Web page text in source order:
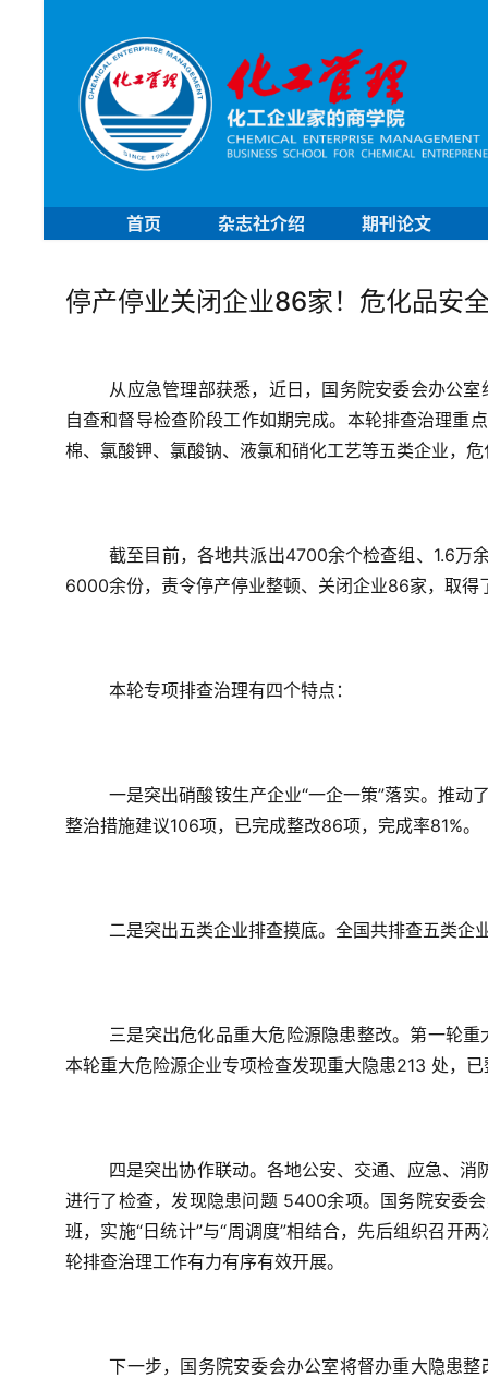
首页 杂志社介绍 期刊论文
停产停业关闭企业86家！危化品安
从应急管理部获悉，近日，国务院安委会办公
自查和督导检查阶段工作如期完成。本轮排查治理重
棉、氯酸钾、氯酸钠、液氯和硝化工艺等五类企业， 危
截至目前，各地共派出4700余个检查组、1.6万
6000余份，责令停产停业整顿、关闭企业86家，取得
本轮专项排查治理有四个特点：
一是突出硝酸铵生产企业“一企一策”落实。 推动
整治措施建议106项，已完成整改86项，完成率81%。
二是突出五类企业排查摸底。 全国共排查五类企
三是突出危化品重大危险源隐患整改。 第一轮重
本轮重大危险源企业专项检查发现重大隐患213 处，
四是突出协作联动。 各地公安、交通、应急、消
进行了检查，发现隐患问题 5400余项。国务院安委
班，实施“日统计”与“周调度”相结合，先后组织召开
轮排查治理工作有力有序有效开展。
下一步，国务院安委会办公室将督办重大隐患